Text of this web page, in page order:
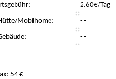
2.60€/Tag
Mobilhome: - -
- -
54 €